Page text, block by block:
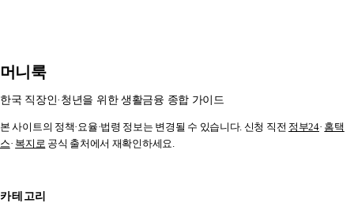
머니룩
한국 직장인·청년을 위한 생활금융 종합 가이드
본 사이트의 정책·요율·법령 정보는 변경될 수 있습니다. 신청 직전 정부24· 홈택
스· 복지로 공식 출처에서 재확인하세요.
카테고리